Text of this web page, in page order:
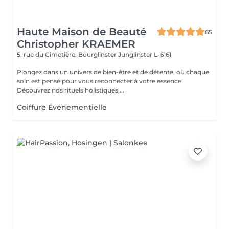
Haute Maison de Beauté
Christopher KRAEMER
65
5, rue du Cimetière, Bourglinster Junglinster L-6161
Plongez dans un univers de bien-être et de détente, où chaque
soin est pensé pour vous reconnecter à votre essence.
Découvrez nos rituels holistiques,...
Coiffure Événementielle